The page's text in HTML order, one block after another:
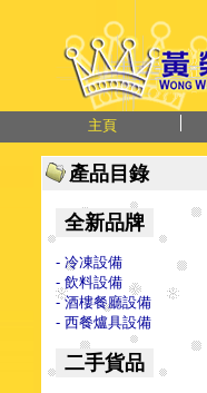
主頁
產品目錄
全新品牌
- 冷凍設備
- 飲料設備
- 酒樓餐廳設備
- 西餐爐具設備
二手貨品